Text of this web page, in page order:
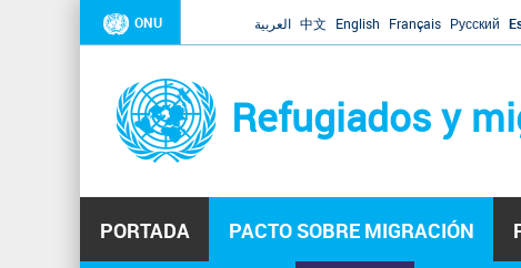
ONU العربية 中文 English Français Русский
Refugiados y
PORTADA PACTO SOBRE MIGRACIÓN